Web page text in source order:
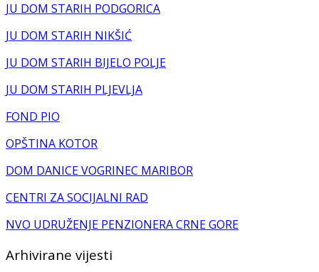
JU DOM STARIH PODGORICA
JU DOM STARIH NIKŠIĆ
JU DOM STARIH BIJELO POLJE
JU DOM STARIH PLJEVLJA
FOND PIO
OPŠTINA KOTOR
DOM DANICE VOGRINEC MARIBOR
CENTRI ZA SOCIJALNI RAD
NVO UDRUŽENJE PENZIONERA CRNE GORE
Arhivirane vijesti